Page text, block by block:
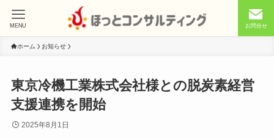
お問合せ
MENU
ホーム お知らせ
東京冷機工業株式会社様との脱炭素経営
支援連携を開始
2025年8月1日